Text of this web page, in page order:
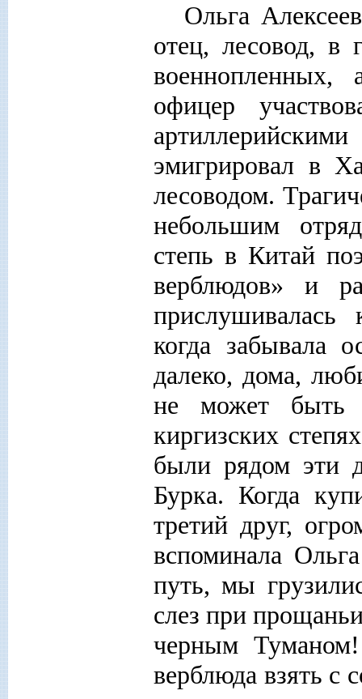
Ольга
отец, лесовод, в
офицер
эмигрировал в
лесоводом.
небольшим
степь в Китай
верблюдов» и
прислушивалась
когда забывала
далеко, дома,
не может быть
киргизских
были рядом эти
Бурка. Когда
третий друг,
вспоминала
путь, мы
слез при
черным
верблюда взять с